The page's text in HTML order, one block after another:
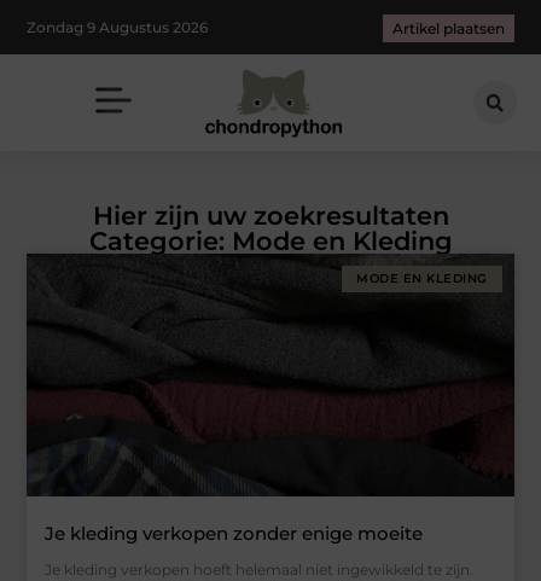
Zondag 9 Augustus 2026 Artikel plaatsen
Hier zijn uw zoekresultaten
Categorie: Mode en Kleding
MODE EN KLEDING
Je kleding verkopen zonder enige moeite
Je kleding verkopen hoeft helemaal niet ingewikkeld te zijn.